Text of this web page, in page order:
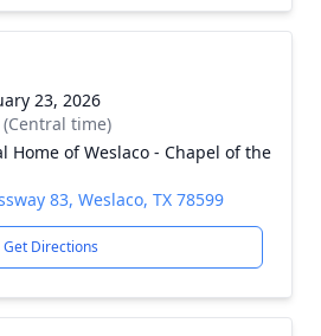
23, 2026
time)
Home of Weslaco - Chapel of the
83, Weslaco, TX 78599
Get Directions